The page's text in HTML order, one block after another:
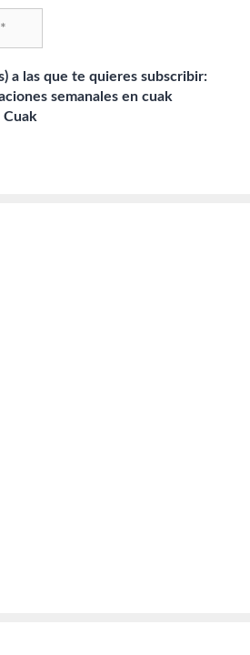
a las que te quieres subscribir:
semanales en cuak